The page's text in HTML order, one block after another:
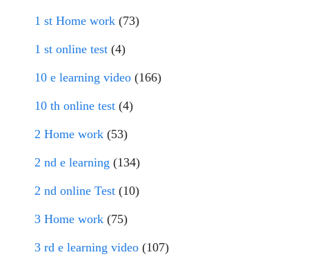
1 st Home work (73)
1 st online test (4)
10 e learning video (166)
10 th online test (4)
2 Home work (53)
2 nd e learning (134)
2 nd online Test (10)
3 Home work (75)
3 rd e learning video (107)